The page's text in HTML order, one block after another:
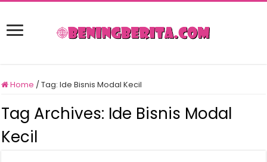
Home /Tag:Ide Bisnis Modal Kecil
Tag Archives: Ide Bisnis Modal
Kecil